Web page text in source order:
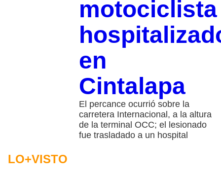
motociclista
en
Cintalapa
El percance ocurrió sobre la
carretera Internacional, a la altura
de la terminal OCC; el lesionado
fue trasladado a un hospital
LO+VISTO